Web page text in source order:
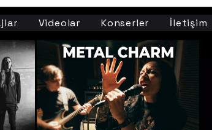
Videolar Konserler İletişim